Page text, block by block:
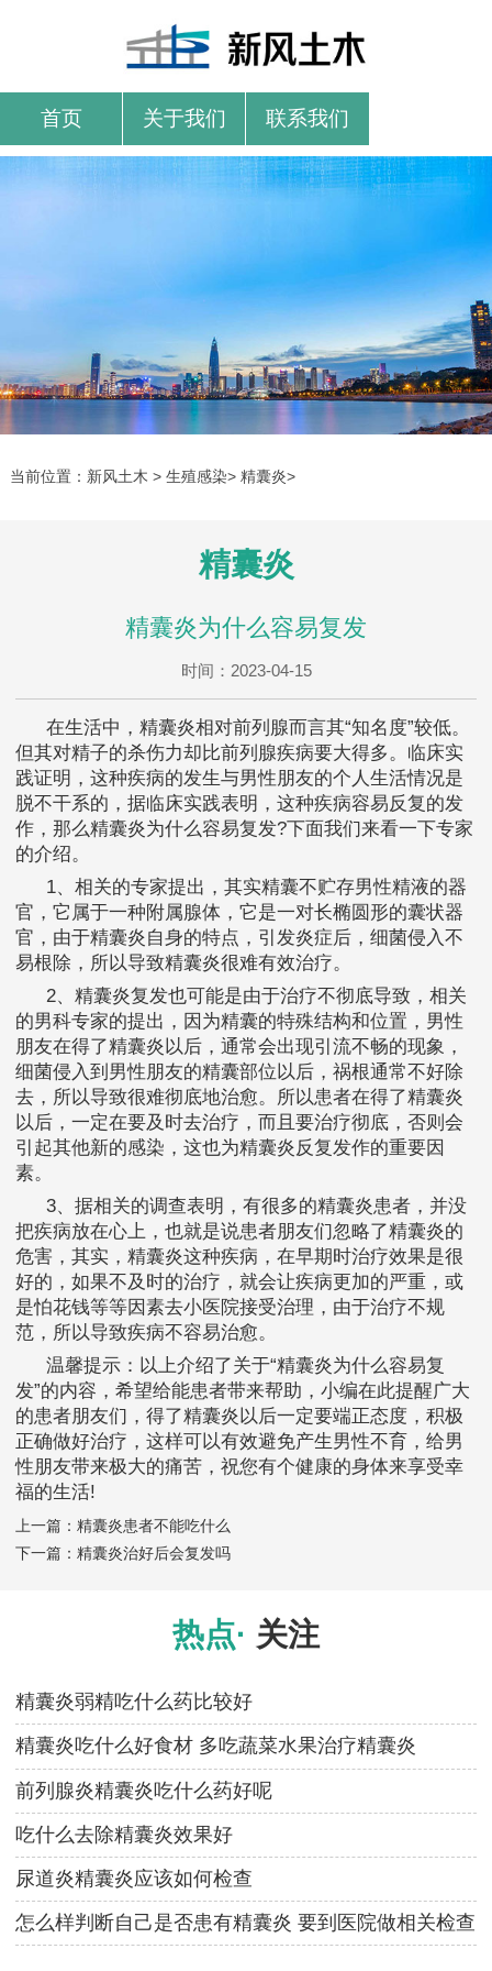
首页 关于我们 联系我们
当前位置： 新风土木 > 生殖感染> 精囊炎>
精囊炎
精囊炎为什么容易复发
时间：2023-04-15
在生活中，精囊炎相对前列腺而言其“知名度”较低。
但其对精子的杀伤力却比前列腺疾病要大得多。临床实
践证明，这种疾病的发生与男性朋友的个人生活情况是
脱不干系的，据临床实践表明，这种疾病容易反复的发
作，那么精囊炎为什么容易复发?下面我们来看一下专家
的介绍。
1、相关的专家提出，其实精囊不贮存男性精液的器
官，它属于一种附属腺体，它是一对长椭圆形的囊状器
官，由于精囊炎自身的特点，引发炎症后，细菌侵入不
易根除，所以导致精囊炎很难有效治疗。
2、精囊炎复发也可能是由于治疗不彻底导致，相关
的男科专家的提出，因为精囊的特殊结构和位置，男性
朋友在得了精囊炎以后，通常会出现引流不畅的现象，
细菌侵入到男性朋友的精囊部位以后，祸根通常不好除
去，所以导致很难彻底地治愈。所以患者在得了精囊炎
以后，一定在要及时去治疗，而且要治疗彻底，否则会
引起其他新的感染，这也为精囊炎反复发作的重要因
素。
3、据相关的调查表明，有很多的精囊炎患者，并没
把疾病放在心上，也就是说患者朋友们忽略了精囊炎的
危害，其实，精囊炎这种疾病，在早期时治疗效果是很
好的，如果不及时的治疗，就会让疾病更加的严重，或
是怕花钱等等因素去小医院接受治理，由于治疗不规
范，所以导致疾病不容易治愈。
温馨提示：以上介绍了关于“精囊炎为什么容易复
发”的内容，希望给能患者带来帮助，小编在此提醒广大
的患者朋友们，得了精囊炎以后一定要端正态度，积极
正确做好治疗，这样可以有效避免产生男性不育，给男
性朋友带来极大的痛苦，祝您有个健康的身体来享受幸
福的生活!
上一篇： 精囊炎患者不能吃什么
下一篇： 精囊炎治好后会复发吗
热点· 关注
精囊炎弱精吃什么药比较好
精囊炎吃什么好食材 多吃蔬菜水果治疗精囊炎
前列腺炎精囊炎吃什么药好呢
吃什么去除精囊炎效果好
尿道炎精囊炎应该如何检查
怎么样判断自己是否患有精囊炎 要到医院做相关检查